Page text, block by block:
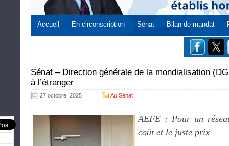
Accueil En circonscription Sénat Bilan de mandat
Sénat – Direction générale de la mondialisation
à l’étranger
27 octobre, 2025 Au Sénat
AEFE : Pour un
coût et le juste prix